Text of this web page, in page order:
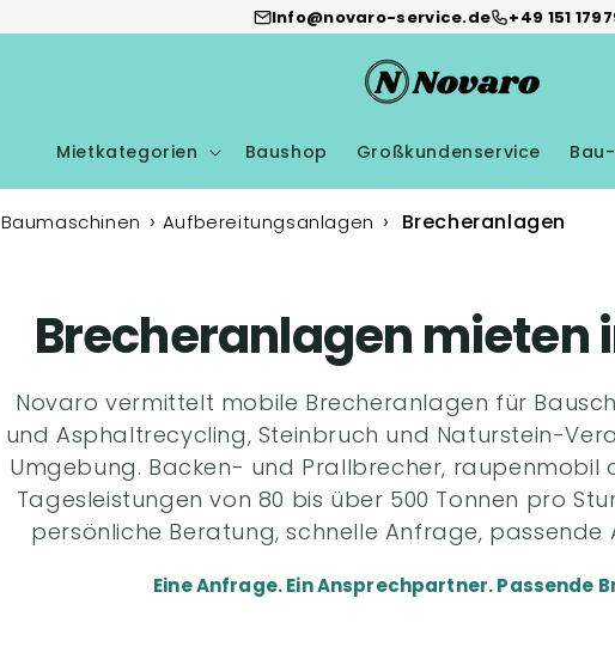
Info@novaro-service.de +49 151
Mietkategorien Baushop Großkundenservice
Baumaschinen Aufbereitungsanlagen Brecheranlagen
Brecheranlagen mieten
Novaro vermittelt mobile Brecheranlagen für
und Asphaltrecycling, Steinbruch und Naturstein-
Umgebung. Backen- und Prallbrecher, raupenmobil
Tagesleistungen von 80 bis über 500 Tonnen pro
persönliche Beratung, schnelle Anfrage, passende
Eine Anfrage. Ein Ansprechpartner. Passende